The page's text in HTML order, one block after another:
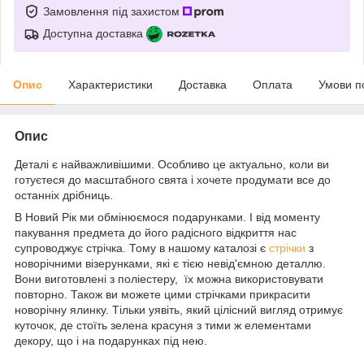
Замовлення під захистом
Доступна доставка
Опис Характеристики Доставка Оплата Умови
Опис
Деталі є найважливішими. Особливо це актуально, коли ви
готуєтеся до масштабного свята і хочете продумати все до
останніх дрібниць.
В Новий Рік ми обмінюємося подарунками. І від моменту
пакування предмета до його радісного відкриття нас
супроводжує стрічка. Тому в нашому каталозі є стрічки з
новорічними візерунками, які є тією невід'ємною деталлю.
Вони виготовлені з поліестеру, їх можна використовувати
повторно. Також ви можете цими стрічками прикрасити
новорічну ялинку. Тільки уявіть, який цілісний вигляд отримує
куточок, де стоїть зелена красуня з тими ж елементами
декору, що і на подарунках під нею.